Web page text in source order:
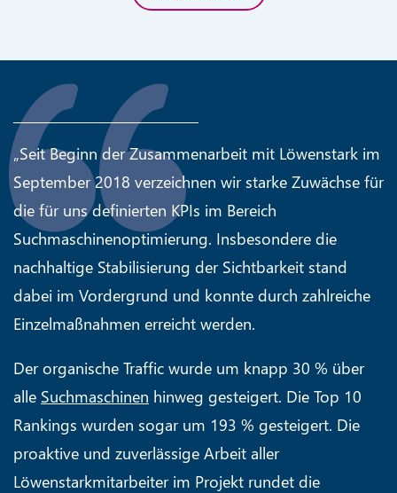
„Seit Beginn der Zusammenarbeit mit Löwenstark im
September 2018 verzeichnen wir starke Zuwächse für
die für uns definierten KPIs im Bereich
Suchmaschinenoptimierung. Insbesondere die
nachhaltige Stabilisierung der Sichtbarkeit stand
dabei im Vordergrund und konnte durch zahlreiche
Einzelmaßnahmen erreicht werden.
Der organische Traffic wurde um knapp 30 % über
alle Suchmaschinen hinweg gesteigert. Die Top 10
Rankings wurden sogar um 193 % gesteigert. Die
proaktive und zuverlässige Arbeit aller
Löwenstarkmitarbeiter im Projekt rundet die